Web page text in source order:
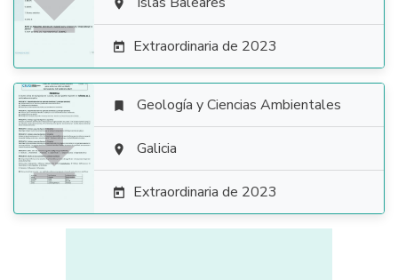

 Extraordinaria de 2023

 Geología y Ciencias Ambientales
 Galicia
 Extraordinaria de 2023